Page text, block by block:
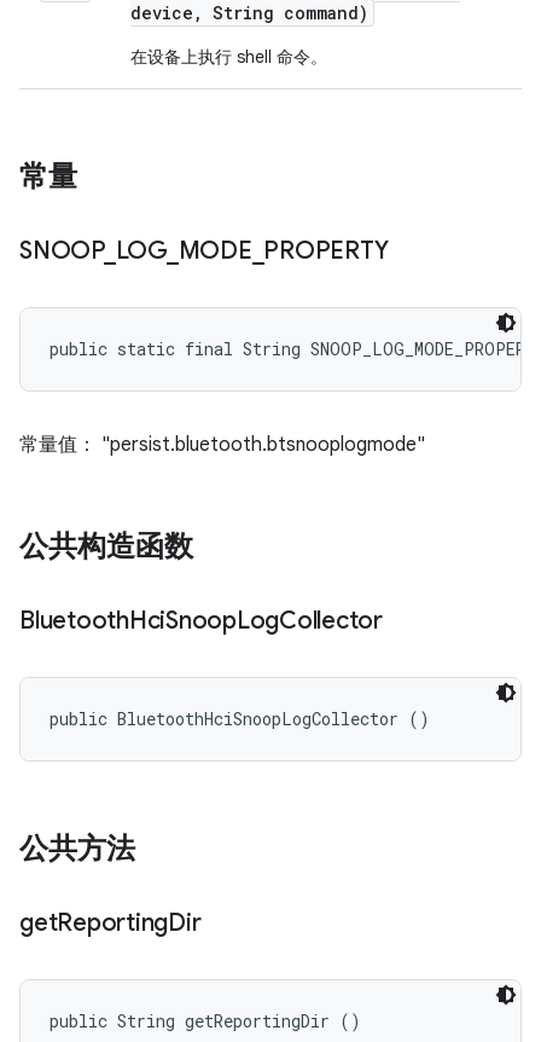
device , String command)
在设备上执行 shell 命令。
常量
SNOOP_ LOG_ MODE PROPERTY
public static final String
常量值： "persist.bluetooth.btsnooplogmode"
公共构造函数
BluetoothHciSnoopLogCollector
public BluetoothHciSnoopLogCollector ()
公共方法
getReportingDir
public String getReportingDir ()